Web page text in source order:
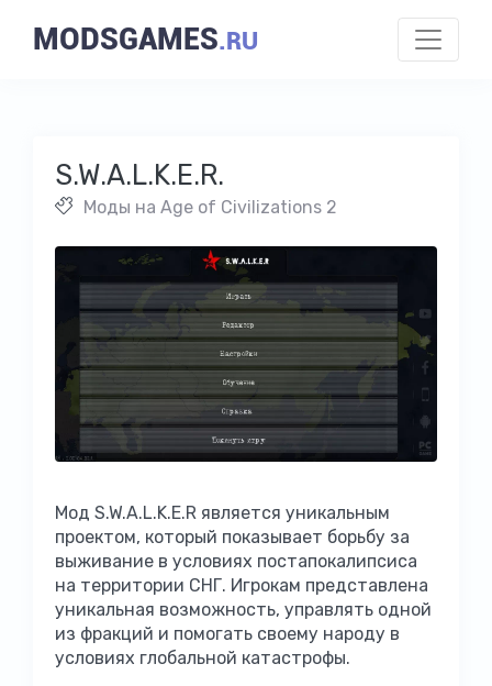
MODSGAMES.RU
S.W.A.L.K.E.R.
Моды на Age of Civilizations 2
Мод S.W.A.L.K.E.R является уникальным
проектом, который показывает борьбу за
выживание в условиях постапокалипсиса
на территории СНГ. Игрокам представлена
уникальная возможность, управлять одной
из фракций и помогать своему народу в
условиях глобальной катастрофы.